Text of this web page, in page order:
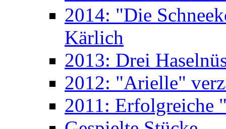
2014: "Die
Kärlich
2013: Drei
2012: "Arielle"
2011: Erfolgreiche